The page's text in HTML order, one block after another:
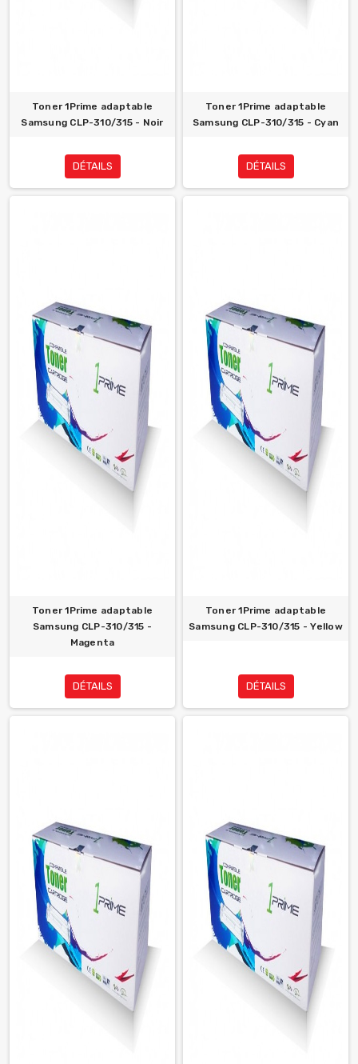
Toner 1Prime adaptable
Samsung CLP-310/315 - Noir
DÉTAILS
Toner 1Prime adaptable
Samsung CLP-310/315 - Cyan
DÉTAILS
Toner 1Prime adaptable
Samsung CLP-310/315 -
Magenta
DÉTAILS
Toner 1Prime adaptable
Samsung CLP-310/315 - Yellow
DÉTAILS